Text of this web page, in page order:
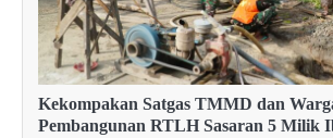
Kekompakan Satgas TMMD dan
Pembangunan RTLH Sasaran 5 Milik